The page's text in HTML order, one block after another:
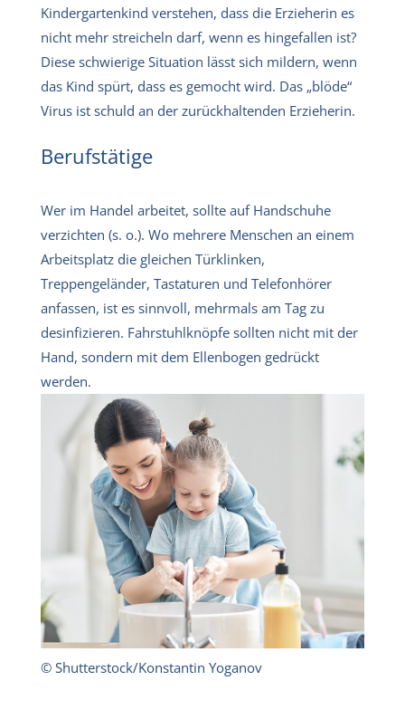
Kindergartenkind verstehen, dass die Erzieherin es
nicht mehr streicheln darf, wenn es hingefallen ist?
Diese schwierige Situation lässt sich mildern, wenn
das Kind spürt, dass es gemocht wird. Das „blöde“
Virus ist schuld an der zurückhaltenden Erzieherin.
Berufstätige
Wer im Handel arbeitet, sollte auf Handschuhe
verzichten (s. o.). Wo mehrere Menschen an einem
Arbeitsplatz die gleichen Türklinken,
Treppengeländer, Tastaturen und Telefonhörer
anfassen, ist es sinnvoll, mehrmals am Tag zu
desinfizieren. Fahrstuhlknöpfe sollten nicht mit der
Hand, sondern mit dem Ellenbogen gedrückt
werden.
© Shutterstock/Konstantin Yoganov